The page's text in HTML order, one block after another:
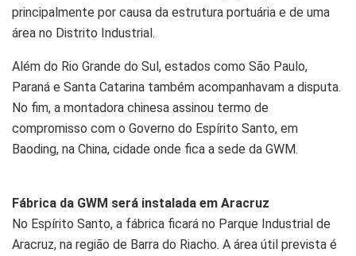
principalmente por causa da estrutura portuária e de uma
área no Distrito Industrial.
Além do Rio Grande do Sul, estados como São Paulo,
Paraná e Santa Catarina também acompanhavam a disputa.
No fim, a montadora chinesa assinou termo de
compromisso com o Governo do Espírito Santo, em
Baoding, na China, cidade onde fica a sede da GWM.
Fábrica da GWM será instalada em Aracruz
No Espírito Santo, a fábrica ficará no Parque Industrial de
Aracruz, na região de Barra do Riacho. A área útil prevista é